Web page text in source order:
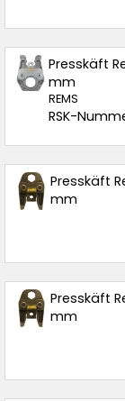
Presskäft
mm
REMS
RSK-
Presskäft
mm
Presskäft
mm